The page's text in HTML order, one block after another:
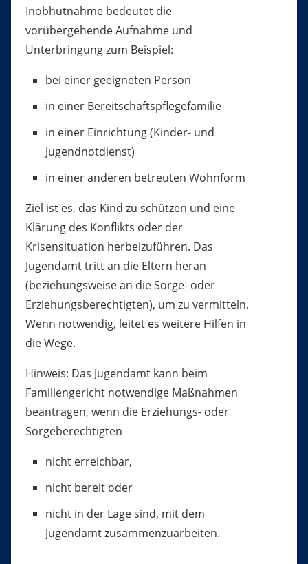
Inobhutnahme bedeutet die
vorübergehende Aufnahme und
Unterbringung zum Beispiel:
bei einer geeigneten Person
in einer Bereitschaftspflegefamilie
in einer Einrichtung (Kinder- und
Jugendnotdienst)
in einer anderen betreuten Wohnform
Ziel ist es, das Kind zu schützen und eine
Klärung des Konflikts oder der
Krisensituation herbeizuführen. Das
Jugendamt tritt an die Eltern heran
(beziehungsweisean die Sorge- oder
Erziehungsberechtigten), um zu vermitteln.
Wenn notwendig, leitet es weitere Hilfen in
die Wege.
Hinweis: Das Jugendamt kann beim
Familiengericht notwendige Maßnahmen
beantragen, wenn die Erziehungs- oder
Sorgeberechtigten
nicht erreichbar,
nicht bereit oder
nicht in der Lage sind, mit dem
Jugendamt zusammenzuarbeiten.